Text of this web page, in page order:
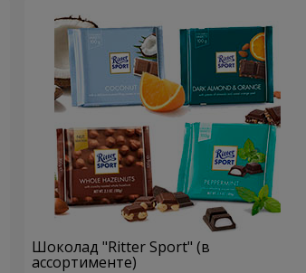
Шоколад "Ritter Sport" (в
ассортименте)